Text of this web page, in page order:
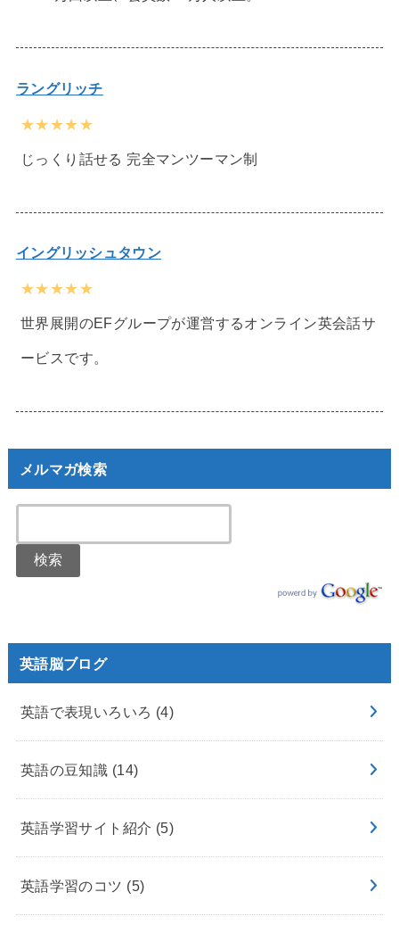
ラングリッチ
★★★★★
じっくり話せる 完全マンツーマン制
イングリッシュタウン
★★★★★
世界展開のEFグループが運営するオンライン英会話サ
ービスです。
メルマガ検索
英語脳ブログ
英語で表現いろいろ (4)
英語の豆知識 (14)
英語学習サイト紹介 (5)
英語学習のコツ (5)